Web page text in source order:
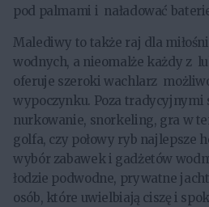
pod palmami i naładować
Malediwy to także raj dla
wodnych, a nieomalże każdy z
oferuje szeroki wachlarz
wypoczynku. Poza tradycyjnymi
nurkowanie, snorkeling, gra w
golfa, czy połowy ryb najlepsze
wybór zabawek i gadżetów
łodzie podwodne, prywatne
osób, które uwielbiają ciszę i